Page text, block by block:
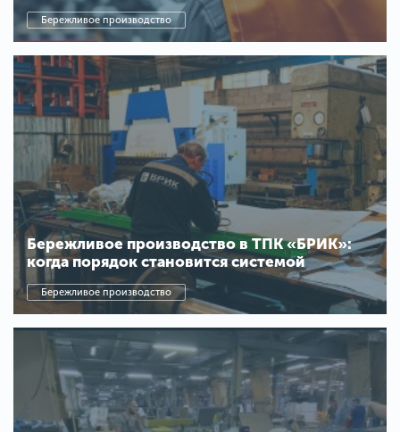
Бережливое производство
Бережливое производство в ТПК «БРИК»:
когда порядок становится системой
Бережливое производство